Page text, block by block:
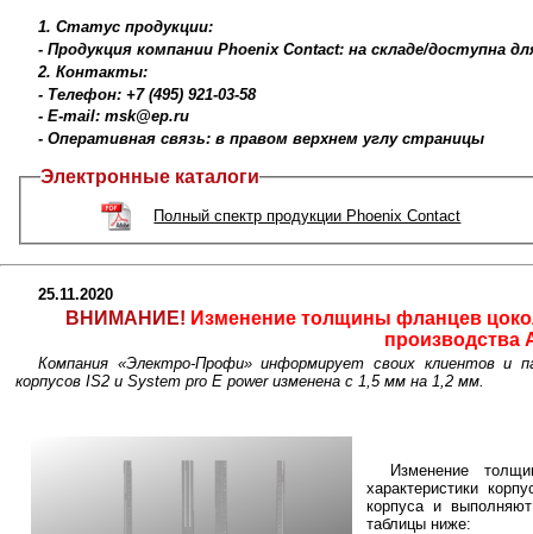
1. Статус продукции:
- Продукция компании Phoenix Contact: на складе/доступна
2. Контакты:
- Телефон: +7 (495) 921-03-58
- E-mail: msk@ep.ru
- Оперативная связь: в правом верхнем углу страницы
Электронные каталоги
Полный спектр продукции Phoenix Contact
25.11.2020
ВНИМАНИЕ! Изменение толщины фланцев
производства
Компания «Электро-Профи» информирует своих клиентов
корпусов IS2 и System pro E power изменена с 1,5 мм на 1,2 мм.
Изменение
характеристики
корпуса и
таблицы ниже: